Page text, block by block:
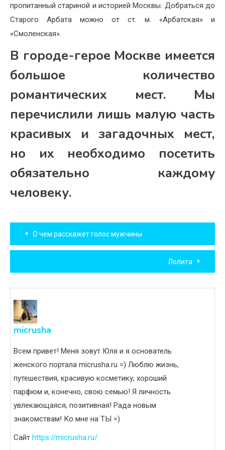
пропитанный стариной и историей Москвы. Добраться до
Старого Арбата можно от ст. м. «Арбатская» и
«Смоленская».
В городе-герое Москве имеется
большое количество
романтических мест. Мы
перечислили лишь малую часть
красивых и загадочных мест,
но их необходимо посетить
обязательно каждому
человеку.
Навигация
по
записям
О чем расскажет голос мужчины
Лолита
micrusha
Всем привет! Меня зовут Юля и я основатель
женского портала micrusha.ru =) Люблю жизнь,
путешествия, красивую косметику, хороший
парфюм и, конечно, свою семью! Я личность
увлекающаяся, позитивная! Рада новым
знакомствам! Ко мне на ТЫ =)
Сайт https://micrusha.ru/